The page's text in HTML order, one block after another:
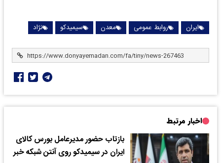
ایران روابط عمومی معدن سیمیدکو نژاد
اخبار مرتبط
بازتاب حضور مدیرعامل بورس کالای
ایران در سیمیدکو روی آنتن شبکه خبر